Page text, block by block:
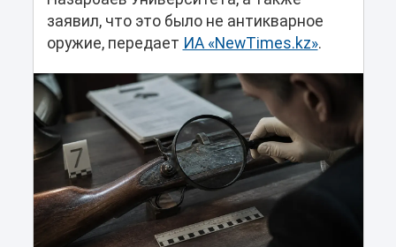
заявил, что это было не антикварное
оружие, передает ИА «NewTimes.kz».